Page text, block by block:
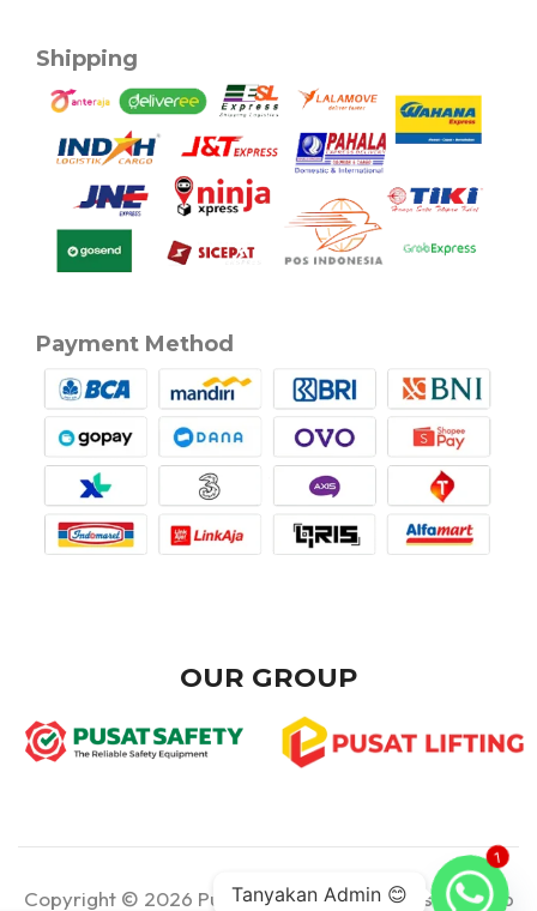
Shipping
Payment Method
OUR GROUP
Copyright © 2026 Pusat Teknik - Part of Pusat Group
1
Tanyakan Admin 😊